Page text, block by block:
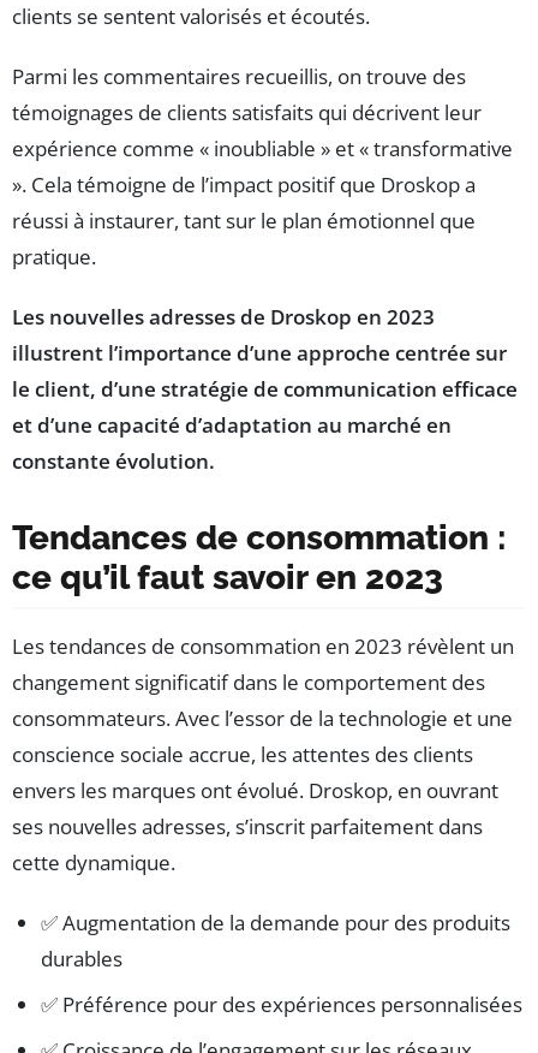
clients se sentent valorisés et écoutés.
Parmi les commentaires recueillis, on trouve des
témoignages de clients satisfaits qui décrivent leur
expérience comme « inoubliable » et « transformative
». Cela témoigne de l’impact positif que Droskop a
réussi à instaurer, tant sur le plan émotionnel que
pratique.
Les nouvelles adresses de Droskop en 2023
illustrent l’importance d’une approche centrée sur
le client, d’une stratégie de communication efficace
et d’une capacité d’adaptation au marché en
constante évolution.
Tendances de consommation :
ce qu’il faut savoir en 2023
Les tendances de consommation en 2023 révèlent un
changement significatif dans le comportement des
consommateurs. Avec l’essor de la technologie et une
conscience sociale accrue, les attentes des clients
envers les marques ont évolué. Droskop, en ouvrant
ses nouvelles adresses, s’inscrit parfaitement dans
cette dynamique.
✅ Augmentation de la demande pour des produits
durables
✅ Préférence pour des expériences personnalisées